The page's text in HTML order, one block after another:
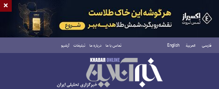
فارسی العربية English تماس با ما درباره ما تبلیغات آرشیو
یکشنبه ۱۸ مرداد ۱۴۰۵
×